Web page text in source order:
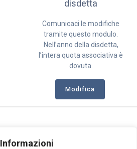
Informazioni
disdetta
Comunicaci le modifiche
tramite questo modulo.
Nell’anno della disdetta,
l’intera quota associativa è
dovuta.
Modifica